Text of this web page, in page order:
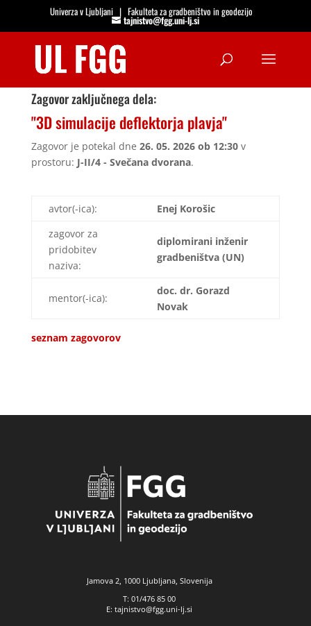
Univerza v Ljubljani |Fakulteta za gradbeništvo in geodezijo
tajnistvo@fgg.uni-lj.si
Zagovor zaključnega dela:
"3D simulacije deflektorja plavja"
Zagovor je potekal dne 26. 05. 2026 ob 12:30v
prostoru: J-II/4 - Svečana dvorana.
avtor(-ica):
Enej Korošic
zagovor za
pridobitev
naziva:
diplomirani inženir
gradbeništva (UN)
mentor(-ica):
doc. dr. Gorazd
Novak
seznam zagovorov
Jamova 2, 1000 Ljubljana, Slovenija
T: 01/476 85 00
E: tajnistvo@fgg.uni-lj.si